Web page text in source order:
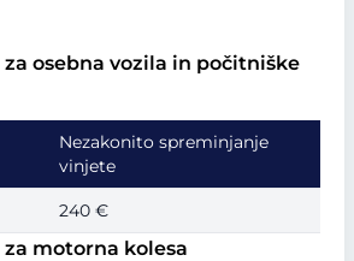
osebna vozila in počitniške
Nezakonito spreminjanje
vinjete
240 €
motorna kolesa